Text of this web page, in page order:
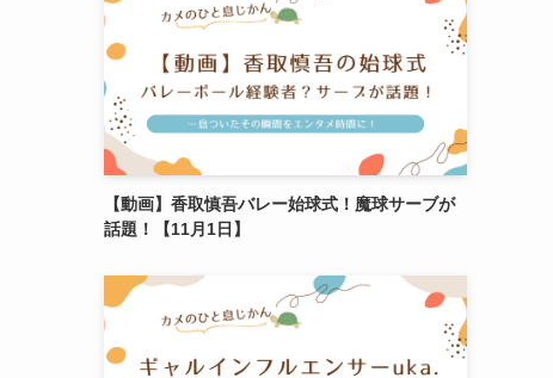
【動画】香取慎吾バレー始球式！魔球サーブが
話題！【11月1日】